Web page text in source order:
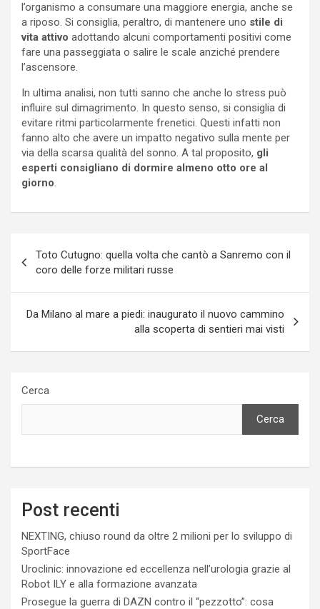
l’organismo a consumare una maggiore energia, anche se
a riposo. Si consiglia, peraltro, di mantenere uno stile di
vita attivo adottando alcuni comportamenti positivi come
fare una passeggiata o salire le scale anziché prendere
l’ascensore.
In ultima analisi, non tutti sanno che anche lo stress può
influire sul dimagrimento. In questo senso, si consiglia di
evitare ritmi particolarmente frenetici. Questi infatti non
fanno alto che avere un impatto negativo sulla mente per
via della scarsa qualità del sonno. A tal proposito, gli
esperti consigliano di dormire almeno otto ore al
giorno.
articoli
Toto Cutugno: quella volta che cantò a Sanremo con il
coro delle forze militari russe
Da Milano al mare a piedi: inaugurato il nuovo cammino
alla scoperta di sentieri mai visti
Cerca
Cerca
Post recenti
NEXTING, chiuso round da oltre 2 milioni per lo sviluppo di
SportFace
Uroclinic: innovazione ed eccellenza nell’urologia grazie al
Robot ILY e alla formazione avanzata
Prosegue la guerra di DAZN contro il “pezzotto”: cosa